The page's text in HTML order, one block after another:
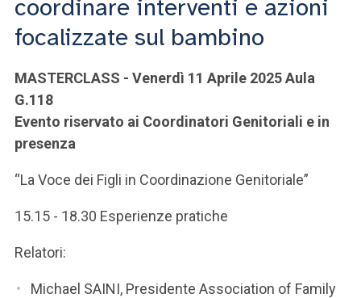
SEI UN DOCENTE O UN MEMBRO DELLO STAFF
ACCEDI A CLOUDMAIL
coordinare interventi e azioni
focalizzate sul bambino
MASTERCLASS - Venerdì 11 Aprile 2025 Aula
G.118
Evento riservato ai Coordinatori Genitoriali e in
presenza
“La Voce dei Figli in Coordinazione Genitoriale”
15.15 - 18.30 Esperienze pratiche
Relatori:
Michael SAINI, Presidente Association of Family